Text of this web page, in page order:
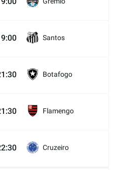
Santos
Botafogo
Flamengo
Cruzeiro